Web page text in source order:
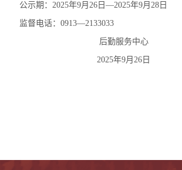
公示期：2025年9月26日—2025年9月28日
监督电话：0913—2133033
后勤服务中心
2025年9月26日